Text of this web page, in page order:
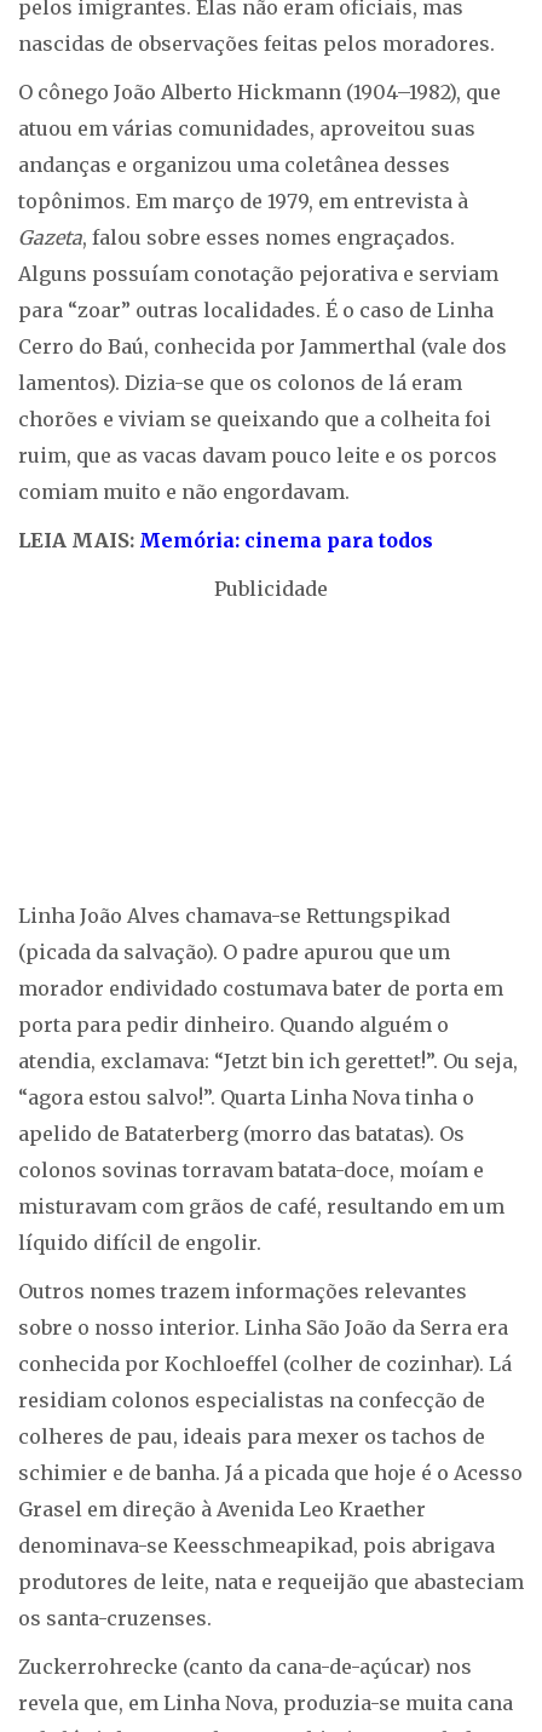
pelos imigrantes. Elas não eram oficiais, mas
nascidas de observações feitas pelos moradores.
O cônego João Alberto Hickmann (1904–1982), que
atuou em várias comunidades, aproveitou suas
andanças e organizou uma coletânea desses
topônimos. Em março de 1979, em entrevista à
Gazeta, falou sobre esses nomes engraçados.
Alguns possuíam conotação pejorativa e serviam
para “zoar” outras localidades. É o caso de Linha
Cerro do Baú, conhecida por Jammerthal (vale dos
lamentos). Dizia-se que os colonos de lá eram
chorões e viviam se queixando que a colheita foi
ruim, que as vacas davam pouco leite e os porcos
comiam muito e não engordavam.
LEIA MAIS: Memória: cinema para todos
Publicidade
Linha João Alves chamava-se Rettungspikad
(picada da salvação). O padre apurou que um
morador endividado costumava bater de porta em
porta para pedir dinheiro. Quando alguém o
atendia, exclamava: “Jetzt bin ich gerettet!”. Ou seja,
“agora estou salvo!”. Quarta Linha Nova tinha o
apelido de Bataterberg (morro das batatas). Os
colonos sovinas torravam batata-doce, moíam e
misturavam com grãos de café, resultando em um
líquido difícil de engolir.
Outros nomes trazem informações relevantes
sobre o nosso interior. Linha São João da Serra era
conhecida por Kochloeffel (colher de cozinhar). Lá
residiam colonos especialistas na confecção de
colheres de pau, ideais para mexer os tachos de
schimier e de banha. Já a picada que hoje é o Acesso
Grasel em direção à Avenida Leo Kraether
denominava-se Keesschmeapikad, pois abrigava
produtores de leite, nata e requeijão que abasteciam
os santa-cruzenses.
Zuckerrohrecke (canto da cana-de-açúcar) nos
revela que, em Linha Nova, produzia-se muita cana